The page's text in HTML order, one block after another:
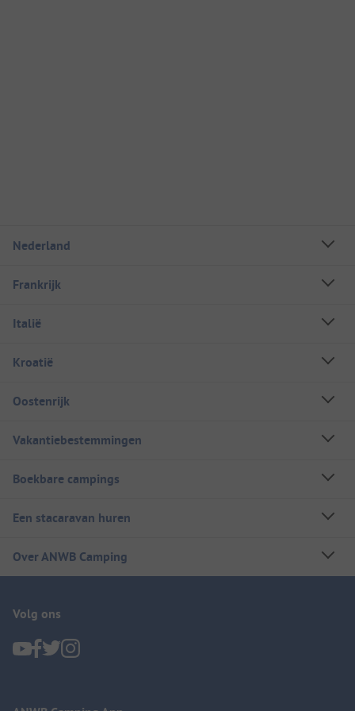
Nederland
Frankrijk
Italië
Kroatië
Oostenrijk
Vakantiebestemmingen
Boekbare campings
Een stacaravan huren
Over ANWB Camping
Volg ons